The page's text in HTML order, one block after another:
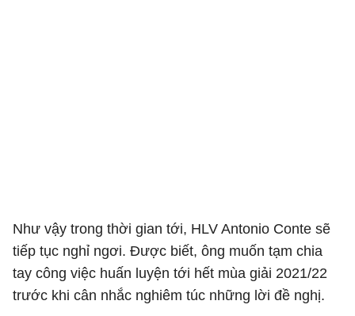
Như vậy trong thời gian tới, HLV Antonio Conte sẽ
tiếp tục nghỉ ngơi. Được biết, ông muốn tạm chia
tay công việc huấn luyện tới hết mùa giải 2021/22
trước khi cân nhắc nghiêm túc những lời đề nghị.